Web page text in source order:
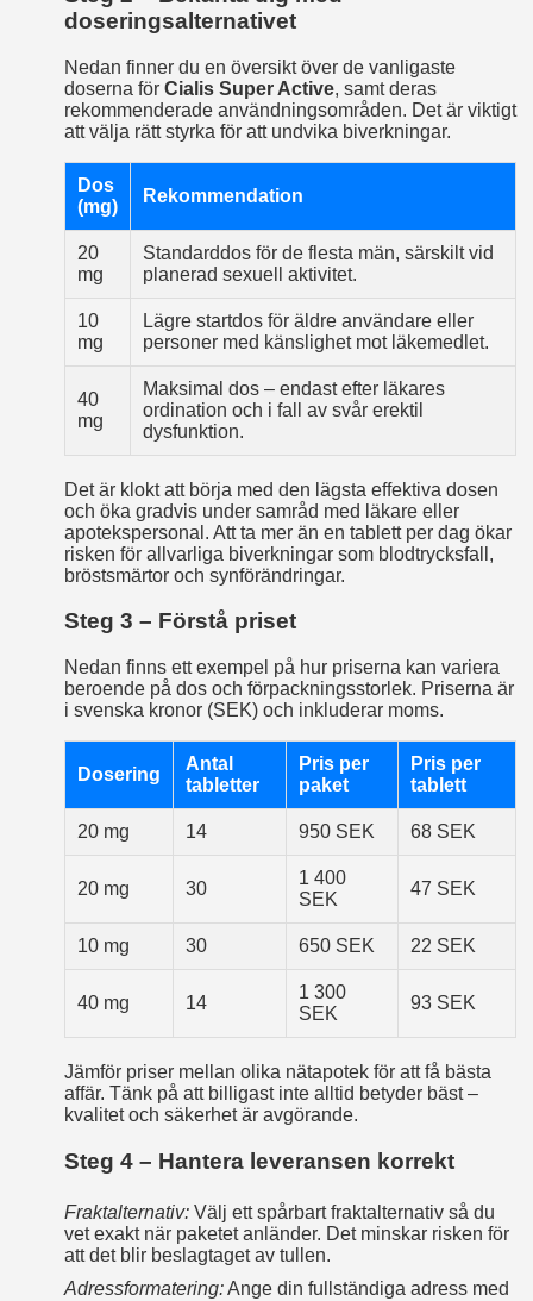
doseringsalternativet
Nedan finner du en översikt över de vanligaste
doserna för Cialis Super Active, samt deras
rekommenderade användningsområden. Det är viktigt
att välja rätt styrka för att undvika biverkningar.
Dos
(mg)
Rekommendation
20
mg
Standarddos för de flesta män, särskilt vid
planerad sexuell aktivitet.
10
mg
Lägre startdos för äldre användare eller
personer med känslighet mot läkemedlet.
40
mg
Maksimal dos – endast efter läkares
ordination och i fall av svår erektil
dysfunktion.
Det är klokt att börja med den lägsta effektiva dosen
och öka gradvis under samråd med läkare eller
apotekspersonal. Att ta mer än en tablett per dag ökar
risken för allvarliga biverkningar som blodtrycksfall,
bröstsmärtor och synförändringar.
Steg 3 – Förstå priset
Nedan finns ett exempel på hur priserna kan variera
beroende på dos och förpackningsstorlek. Priserna är
i svenska kronor (SEK) och inkluderar moms.
Dosering
Antal
tabletter
Pris per
paket
Pris per
tablett
20 mg 14 950 SEK 68 SEK
20 mg 30
1 400
SEK
47 SEK
10 mg 30 650 SEK 22 SEK
40 mg 14
1 300
SEK
93 SEK
Jämför priser mellan olika nätapotek för att få bästa
affär. Tänk på att billigast inte alltid betyder bäst –
kvalitet och säkerhet är avgörande.
Steg 4 – Hantera leveransen korrekt
Fraktalternativ:Välj ett spårbart fraktalternativ så du
vet exakt när paketet anländer. Det minskar risken för
att det blir beslagtaget av tullen.
Adressformatering:Ange din fullständiga adress med